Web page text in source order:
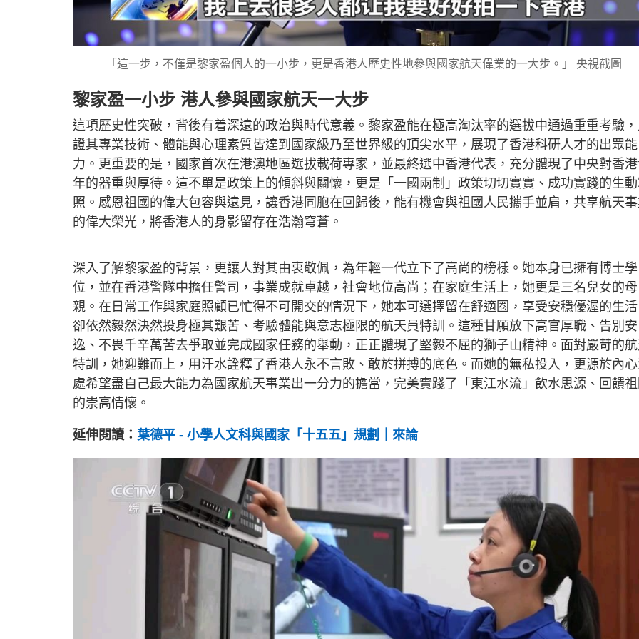
「這一步，不僅是黎家盈個人的一小步，更是香港人歷史性地參與國家航天偉業的一大步。」 央視截圖
黎家盈一小步 港人參與國家航天一大步
這項歷史性突破，背後有着深遠的政治與時代意義。黎家盈能在極高淘汰率的選拔中通過重重考驗
證其專業技術、體能與心理素質皆達到國家級乃至世界級的頂尖水平，展現了香港科研人才的出眾能
力。更重要的是，國家首次在港澳地區選拔載荷專家，並最終選中香港代表，充分體現了中央對香
年的器重與厚待。這不單是政策上的傾斜與關懷，更是「一國兩制」政策切切實實、成功實踐的生
照。感恩祖國的偉大包容與遠見，讓香港同胞在回歸後，能有機會與祖國人民攜手並肩，共享航天
的偉大榮光，將香港人的身影留存在浩瀚穹蒼。
深入了解黎家盈的背景，更讓人對其由衷敬佩，為年輕一代立下了高尚的榜樣。她本身已擁有博士學
位，並在香港警隊中擔任警司，事業成就卓越，社會地位高尚；在家庭生活上，她更是三名兒女的母
親。在日常工作與家庭照顧已忙得不可開交的情況下，她本可選擇留在舒適圈，享受安穩優渥的生
卻依然毅然決然投身極其艱苦、考驗體能與意志極限的航天員特訓。這種甘願放下高官厚職、告別安
逸、不畏千辛萬苦去爭取並完成國家任務的舉動，正正體現了堅毅不屈的獅子山精神。面對嚴苛的
特訓，她迎難而上，用汗水詮釋了香港人永不言敗、敢於拼搏的底色。而她的無私投入，更源於內
處希望盡自己最大能力為國家航天事業出一分力的擔當，完美實踐了「東江水流」飲水思源、回饋
的崇高情懷。
延伸閱讀： 葉德平 - 小學人文科與國家「十五五」規劃｜來論